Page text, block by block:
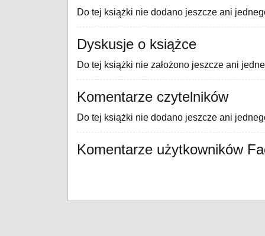
Do tej książki nie dodano jeszcze ani
Dyskusje o książce
Do tej książki nie założono jeszcze ani
Komentarze czytelników
Do tej książki nie dodano jeszcze ani
Komentarze użytkowników